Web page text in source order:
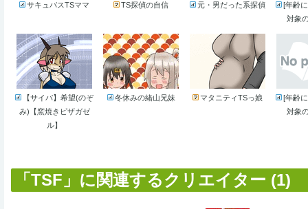
サキュバスTSママ TS探偵の自信 元・男だった系探偵
[年齢
対象
【サイバ】希望(のぞ
み)【窯焼きピザガゼ
ル】
冬休みの緒山兄妹 マタニティTSっ娘
[年齢
対象
「TSF」に関連するクリエイター (1)